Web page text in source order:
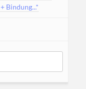
Bindung...*